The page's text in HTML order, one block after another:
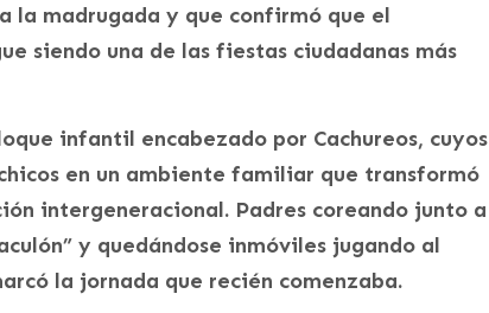
la madrugada y que confirmó que el
siendo una de las fiestas ciudadanas más
infantil encabezado por Cachureos, cuyos
en un ambiente familiar que transformó
intergeneracional. Padres coreando junto a
y quedándose inmóviles jugando al
la jornada que recién comenzaba.